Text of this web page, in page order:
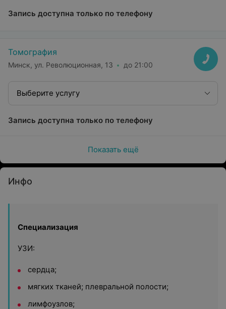
Запись доступна только по телефону
Томография
Минск, ул. Революционная, 13 до 21:00
Выберите услугу
Запись доступна только по телефону
Показать ещё
Инфо
Специализация
УЗИ:
сердца;
мягких тканей; плевральной полости;
лимфоузлов;